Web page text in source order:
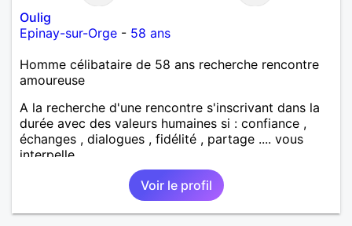
Oulig
Epinay-sur-Orge - 58 ans
Homme célibataire de 58 ans recherche rencontre
amoureuse
A la recherche d'une rencontre s'inscrivant dans la
durée avec des valeurs humaines si : confiance ,
échanges , dialogues , fidélité , partage .... vous
interpelle
Voir le profil